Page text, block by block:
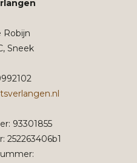
Robijn
Sneek
93301855
252263406b1